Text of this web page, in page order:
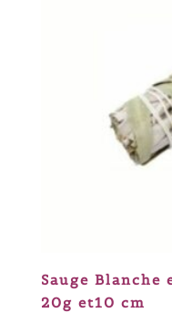
Sauge
20g et10 cm